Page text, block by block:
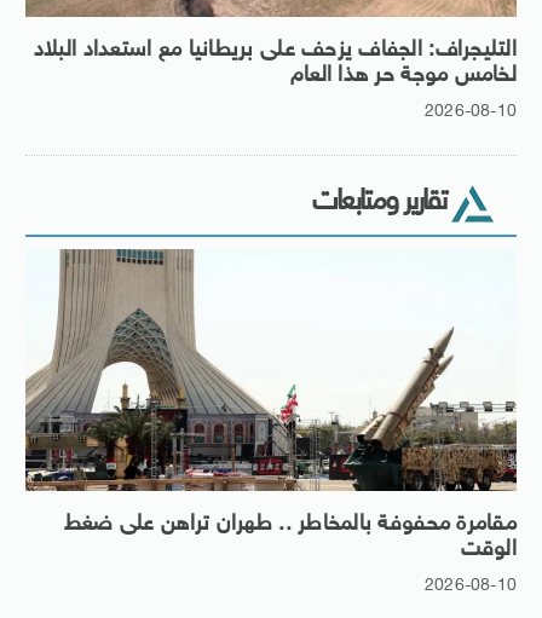
التليجراف: الجفاف يزحف على بريطانيا مع استعداد البلاد
لخامس موجة حر هذا العام
2026-08-10
تقارير ومتابعات
مقامرة محفوفة بالمخاطر .. طهران تراهن على ضغط
الوقت
2026-08-10